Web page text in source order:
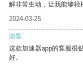
解非常生动，让我能够轻
2024-03-25
游客
这款加速器app的客服很
好。